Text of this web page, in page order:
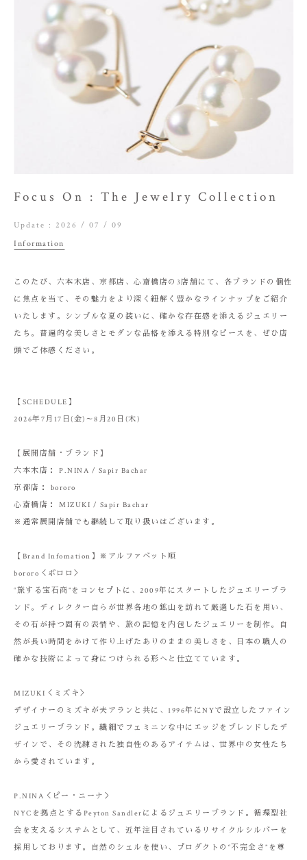
Focus On : The Jewelry Collection
Update :2026 / 07 / 09
Information
このたび、六本木店、京都店、心斎橋店の3店舗にて、各ブランドの個性
に焦点を当て、その魅力をより深く紐解く豊かなラインナップをご紹介
いたします。シンプルな夏の装いに、確かな存在感を添えるジュエリー
たち。普遍的な美しさとモダンな品格を添える特別なピースを、ぜひ店
頭でご体感ください。
【SCHEDULE】
2026年7月17日(金)～8月20日(木)
【展開店舗・ブランド】
六本木店： P.NINA / Sapir Bachar
京都店： bororo
心斎橋店： MIZUKI / Sapir Bachar
※通常展開店舗でも継続して取り扱いはございます。
【Brand Infomation】※アルファベット順
bororo＜ボロロ＞
“旅する宝石商”をコンセプトに、2009年にスタートしたジュエリーブラ
ンド。ディレクター自らが世界各地の鉱山を訪れて厳選した石を用い、
その石が持つ固有の表情や、旅の記憶を内包したジュエリーを制作。自
然が長い時間をかけて作り上げたありのままの美しさを、日本の職人の
確かな技術によって身につけられる形へと仕立てています。
MIZUKI＜ミズキ＞
デザイナーのミズキが夫アランと共に、1996年にNYで設立したファイン
ジュエリーブランド。繊細でフェミニンな中にエッジをブレンドしたデ
ザインで、その洗練された独自性のあるアイテムは、世界中の女性たち
から愛されています。
P.NINA＜ピー・ニーナ＞
NYCを拠点とするPeyton Sandlerによるジュエリーブランド。循環型社
会を支えるシステムとして、近年注目されているリサイクルシルバーを
採用しております。自然のシェルを使い、プロダクトの“不完全さ”を尊